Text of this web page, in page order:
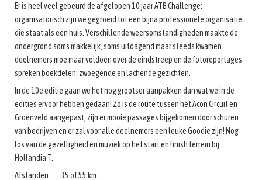
Er is heel veel gebeurd de afgelopen 10 jaar ATB Challenge:
organisatorisch zijn we gegroeid tot een bijna professionele organisatie
die staat als een huis. Verschillende weersomstandigheden maakte de
ondergrond soms makkelijk, soms uitdagend maar steeds kwamen
deelnemers moe maar voldoen over de eindstreep en de fotoreportages
spreken boekdelen: zwoegende en lachende gezichten.
In de 10e editie gaan we het nog grootser aanpakken dan wat we in de
edities ervoor hebben gedaan! Zo is de route tussen het Acon Circuit en
Groenveld aangepast, zijn er mooie passages bijgekomen door schuren
van bedrijven en er zal voor alle deelnemers een leuke Goodie zijn! Nog
los van de gezelligheid en muziek op het start en finish terrein bij
Hollandia T.
Afstanden : 35 of 55 km.